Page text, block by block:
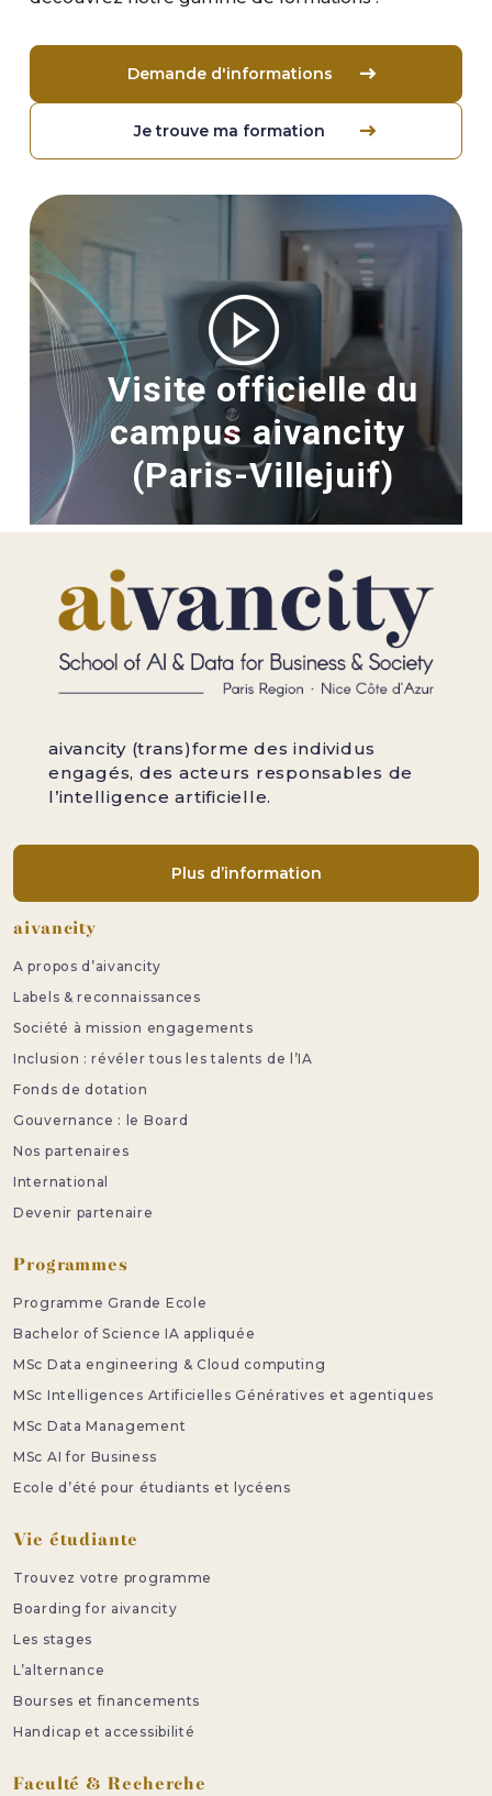
Demande d'informations
Je trouve ma formation
Image
Visite officielle du
campus aivancity
(Paris-Villejuif)
aivancity (trans)forme des individus
engagés, des acteurs responsables de
l’intelligence artificielle.
Plus d’information
Pied de page
aivancity
A propos d’aivancity
Labels & reconnaissances
Société à mission engagements
Inclusion : révéler tous les talents de l’IA
Fonds de dotation
Gouvernance : le Board
Nos partenaires
International
Devenir partenaire
Programmes
Programme Grande Ecole
Bachelor of Science IA appliquée
MSc Data engineering & Cloud computing
MSc Intelligences Artificielles Génératives et agentiques
MSc Data Management
MSc AI for Business
Ecole d’été pour étudiants et lycéens
Vie étudiante
Trouvez votre programme
Boarding for aivancity
Les stages
L’alternance
Bourses et financements
Handicap et accessibilité
Faculté & Recherche